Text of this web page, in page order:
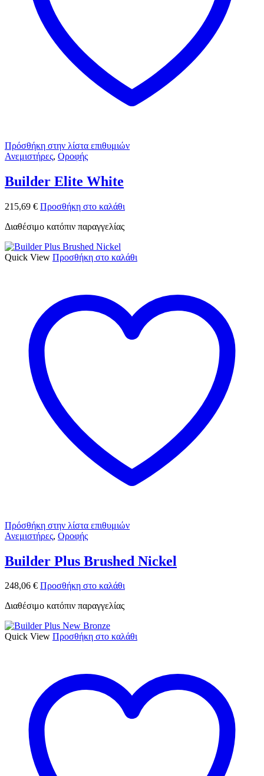
Πρόσθήκη στην λίστα επιθυμιών
Ανεμιστήρες, Οροφής
Builder Elite White
215,69 € Προσθήκη στο καλάθι
Διαθέσιμο κατόπιν παραγγελίας
Quick View Προσθήκη στο καλάθι
Πρόσθήκη στην λίστα επιθυμιών
Ανεμιστήρες, Οροφής
Builder Plus Brushed Nickel
248,06 € Προσθήκη στο καλάθι
Διαθέσιμο κατόπιν παραγγελίας
Quick View Προσθήκη στο καλάθι